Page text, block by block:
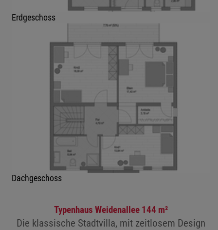
Erdgeschoss
Dachgeschoss
Typenhaus Weidenallee 144 m²
Die klassische Stadtvilla, mit zeitlosem Design